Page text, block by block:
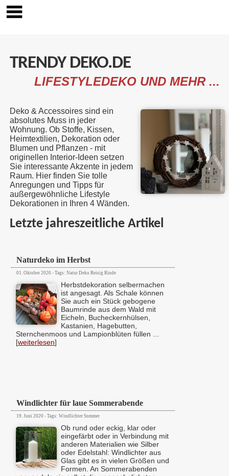
TRENDY DEKO.DE
LIFESTYLEDEKO UND MEHR ...
Deko & Accessoires sind ein
absolutes Muss in jeder
Wohnung. Ob Stoffe, Kissen,
Heimtextilien, Dekoration oder
Blumen und Pflanzen - mit
originellen Interior-Ideen setzen
Sie interessante Akzente in jedem
Raum. Hier finden Sie tolle
Anregungen und Tipps für
außergewöhnliche Lifestyle
Dekorationen in Ihren 4 Wänden.
Letzte jahreszeitliche Artikel
Naturdeko im Herbst
01. Oktober 2020 - Tags: Natur Deko Reisig Rinde
Herbstdekoration selbermachen
ist angesagt. Als Schale können
Sie auch ein Stück gebogene
Baumrinde aus dem Wald mit
Eicheln, Bucheckernhülsen,
Kastanien, Hagebutten,
Sternchenmoos und Lampionblüten füllen ...
[weiterlesen]
Windlichter für laue Sommerabende
19. Juni 2020 - Tags: Windlichter Sommer
Ob rund oder eckig, klar oder
eingefärbt oder in Verbindung mit
anderen Materialien wie Silber
oder Edelstahl: Windlichter aus
Glas gibt es in vielen Größen und
Formen. An Sommerabenden